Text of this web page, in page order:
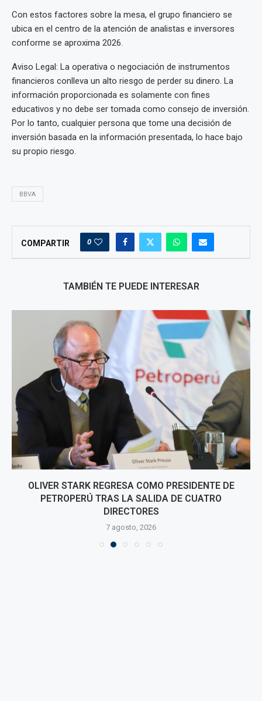
Con estos factores sobre la mesa, el grupo financiero se
ubica en el centro de la atención de analistas e inversores
conforme se aproxima 2026.
Aviso Legal: La operativa o negociación de instrumentos
financieros conlleva un alto riesgo de perder su dinero. La
información proporcionada es solamente con fines
educativos y no debe ser tomada como consejo de inversión.
Por lo tanto, cualquier persona que tome una decisión de
inversión basada en la información presentada, lo hace bajo
su propio riesgo.
BBVA
COMPARTIR 0
TAMBIÉN TE PUEDE INTERESAR
OLIVER STARK REGRESA COMO PRESIDENTE DE
PETROPERÚ TRAS LA SALIDA DE CUATRO
DIRECTORES
7 agosto, 2026